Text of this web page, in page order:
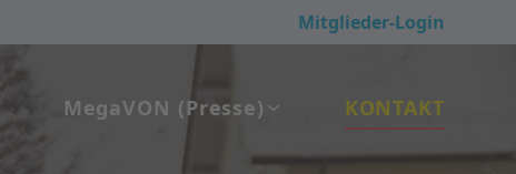
Mitglieder-Login
MegaVON (Presse) KONTAKT